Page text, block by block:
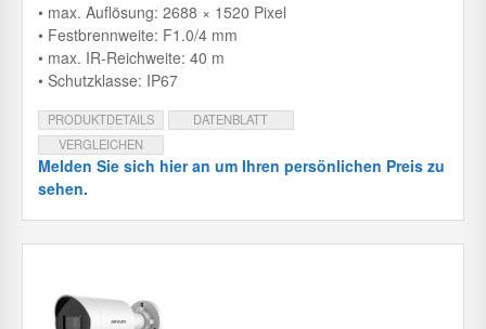
• max. Auflösung: 2688 × 1520 Pixel
• Festbrennweite: F1.0/4 mm
• max. IR-Reichweite: 40 m
• Schutzklasse: IP67
PRODUKTDETAILS
DATENBLATT
VERGLEICHEN
Melden Sie sich hier an um Ihren persönlichen Preis zu
sehen.